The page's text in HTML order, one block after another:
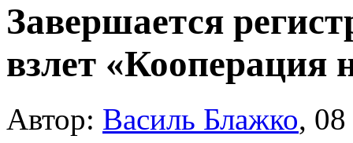
Завершается
взлет «Кооперация
Автор: Василь Блажко,